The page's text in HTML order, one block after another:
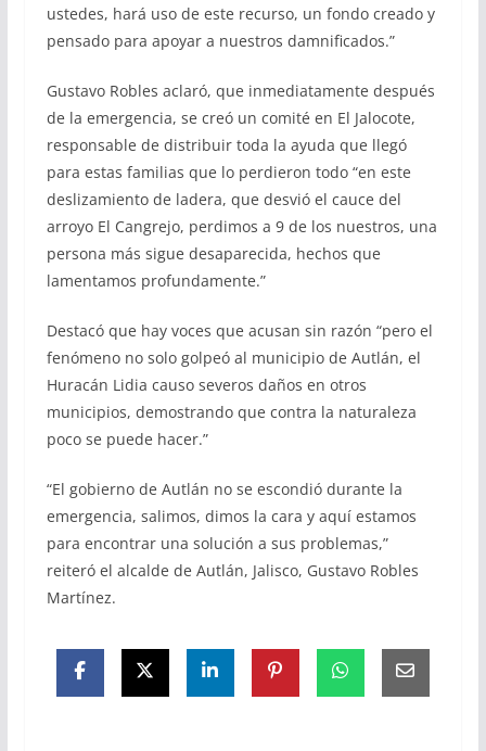
ustedes, hará uso de este recurso, un fondo creado y
pensado para apoyar a nuestros damnificados.”
Gustavo Robles aclaró, que inmediatamente después
de la emergencia, se creó un comité en El Jalocote,
responsable de distribuir toda la ayuda que llegó
para estas familias que lo perdieron todo “en este
deslizamiento de ladera, que desvió el cauce del
arroyo El Cangrejo, perdimos a 9 de los nuestros, una
persona más sigue desaparecida, hechos que
lamentamos profundamente.”
Destacó que hay voces que acusan sin razón “pero el
fenómeno no solo golpeó al municipio de Autlán, el
Huracán Lidia causo severos daños en otros
municipios, demostrando que contra la naturaleza
poco se puede hacer.”
“El gobierno de Autlán no se escondió durante la
emergencia, salimos, dimos la cara y aquí estamos
para encontrar una solución a sus problemas,”
reiteró el alcalde de Autlán, Jalisco, Gustavo Robles
Martínez.